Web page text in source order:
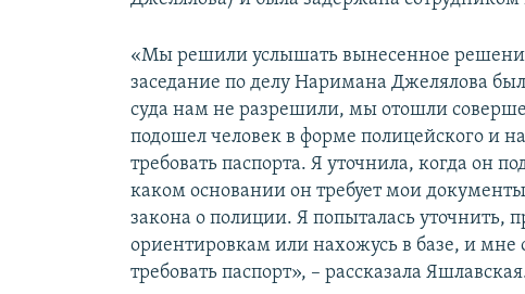
«Мы решили услышать вынесенное
заседание по делу Наримана Джелялова
суда нам не разрешили, мы отошли
подошел человек в форме полицейского и
требовать паспорта. Я уточнила, когда он
каком основании он требует мои
закона о полиции. Я попыталась уточнить,
ориентировкам или нахожусь в базе, и мне
требовать паспорт», – рассказала